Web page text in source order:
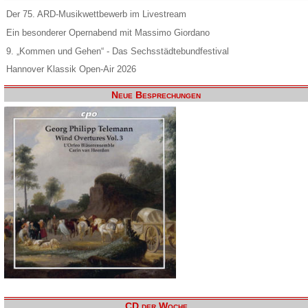
Der 75. ARD-Musikwettbewerb im Livestream
Ein besonderer Opernabend mit Massimo Giordano
9. „Kommen und Gehen“ - Das Sechsstädtebundfestival
Hannover Klassik Open-Air 2026
Neue Besprechungen